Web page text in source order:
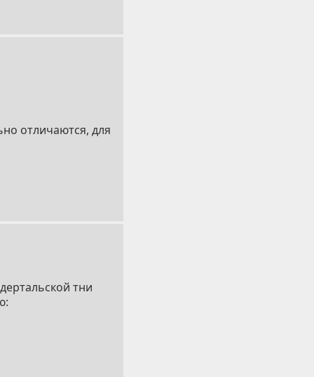
отличаются, для
тни